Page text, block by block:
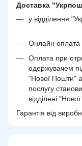
Доставка
у відділення
Онлайн оплата
Оплата при
одержувачем
"Нової Пошти"
послугу
відділені
Гарантія від